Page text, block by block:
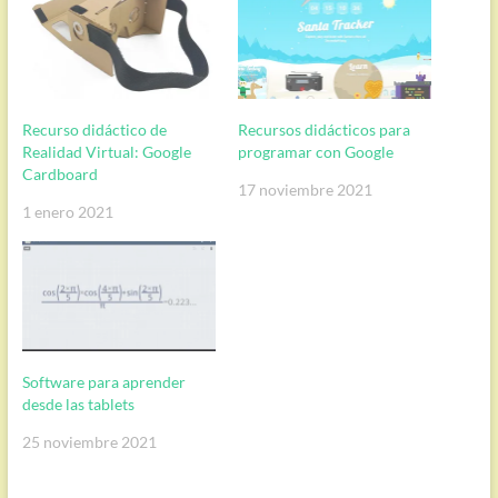
Recurso didáctico de
Realidad Virtual: Google
Cardboard
1 enero 2021
Recursos didácticos para
programar con Google
17 noviembre 2021
Software para aprender
desde las tablets
25 noviembre 2021